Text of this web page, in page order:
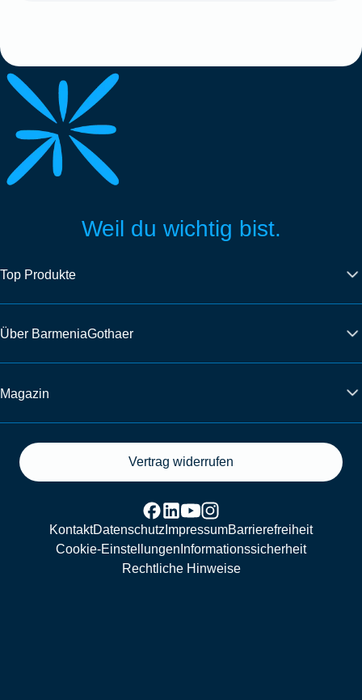
Weil du wichtig bist.
Top Produkte
Über BarmeniaGothaer
Magazin
Vertrag widerrufen
KontaktDatenschutz ImpressumBarrierefreiheit
Cookie-Einstellungen Informationssicherheit
Rechtliche Hinweise